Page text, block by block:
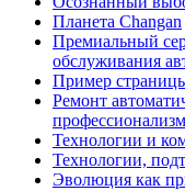
Планета Changan
Премиальный
обслуживания
Пример
Ремонт
Технологии и
Технологии,
Эволюция как